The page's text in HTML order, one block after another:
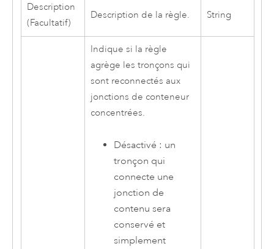
Description
(Facultatif)
Description de la règle. String
Indique si la règle
agrège les tronçons qui
sont reconnectés aux
jonctions de conteneur
concentrées.
Désactivé : un
tronçon qui
connecte une
jonction de
contenu sera
conservé et
simplement